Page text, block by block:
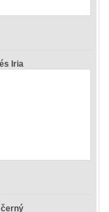
Iria
černý